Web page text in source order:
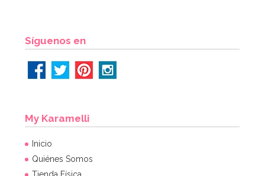
Síguenos en
My Karamelli
Inicio
Quiénes Somos